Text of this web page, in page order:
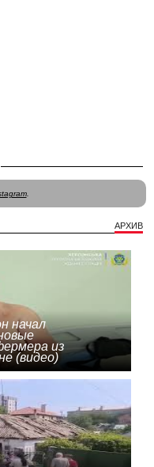
.
АРХИВ
начал
из
(видео)